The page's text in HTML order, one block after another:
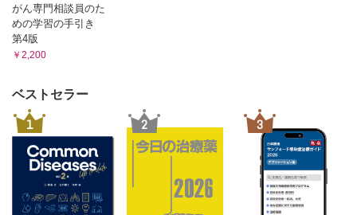
がん専門相談員のた
めの学習の手引き
第4版
￥2,200
ベストセラー
1 2 3